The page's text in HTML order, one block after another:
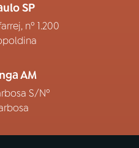
SP
nº 1.200
AM
S/Nº